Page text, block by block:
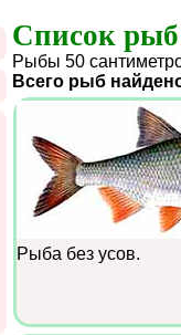
Список рыб
Рыбы 50
Всего рыб
Рыба без усов.